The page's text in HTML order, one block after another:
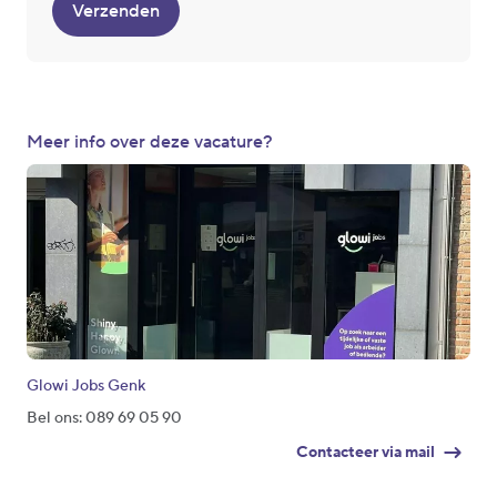
Verzenden
Meer info over deze vacature?
Glowi Jobs Genk
Bel ons: 089 69 05 90
Contacteer via mail